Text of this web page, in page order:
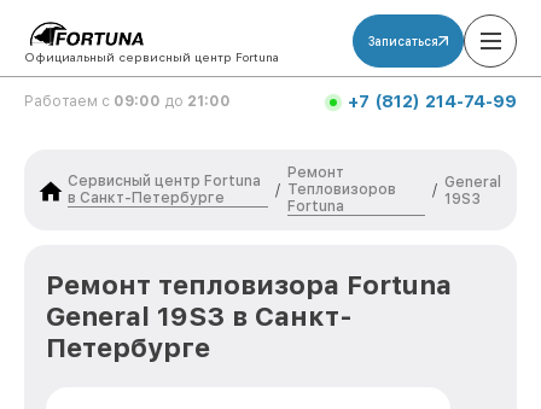
Официальный сервисный центр Fortuna
Записаться
Работаем с 09:00 до 21:00 +7 (812) 214-74-99
Сервисный центр Fortuna
в Санкт-Петербурге
/
Ремонт
Тепловизоров
Fortuna
/ General
19S3
Ремонт тепловизора Fortuna
General 19S3 в Санкт-
Петербурге